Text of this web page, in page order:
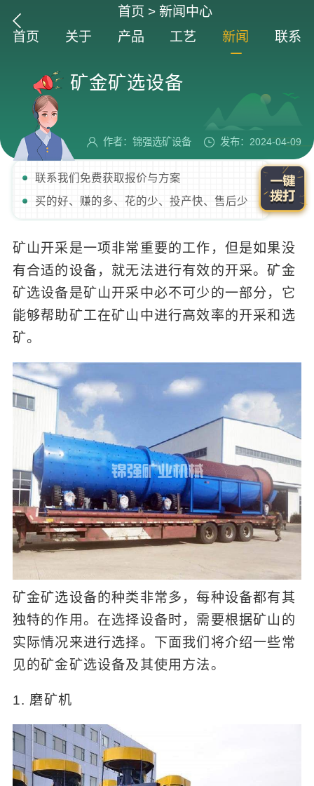
首页 >新闻中心
首页
关于 产品 工艺 新闻 联系
矿金矿选设备
作者：锦强选矿设备 发布：2024-04-09
联系我们免费获取报价与方案
买的好、赚的多、花的少、投产快、售后少
矿山开采是一项非常重要的工作，但是如果没
有合适的设备，就无法进行有效的开采。矿金
矿选设备是矿山开采中必不可少的一部分，它
能够帮助矿工在矿山中进行高效率的开采和选
矿。
矿金矿选设备的种类非常多，每种设备都有其
独特的作用。在选择设备时，需要根据矿山的
实际情况来进行选择。下面我们将介绍一些常
见的矿金矿选设备及其使用方法。
1. 磨矿机